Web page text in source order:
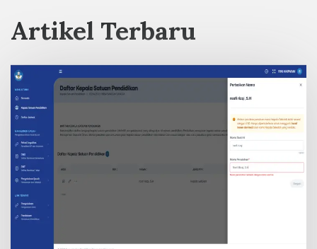
Artikel Terbaru